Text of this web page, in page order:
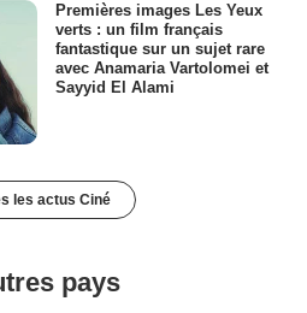
Premières images Les Yeux
verts : un film français
fantastique sur un sujet rare
avec Anamaria Vartolomei et
Sayyid El Alami
les actus Ciné
pays